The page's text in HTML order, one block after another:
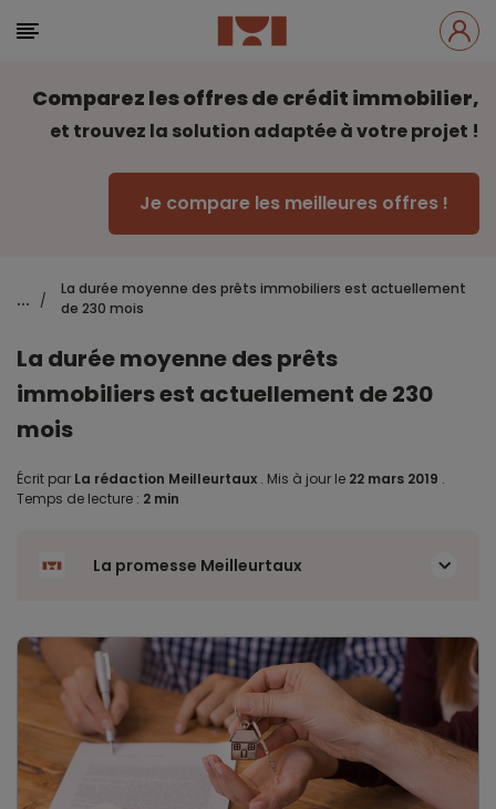
Comparez les offres de crédit immobilier,
et trouvez la solution adaptée à votre projet !
Je compare les meilleures offres !
... /
La durée moyenne des prêts immobiliers est actuellement
de 230 mois
La durée moyenne des prêts
immobiliers est actuellement de 230
mois
Écrit par La rédaction Meilleurtaux . Mis à jour le 22 mars 2019 .
Temps de lecture : 2 min
La promesse Meilleurtaux